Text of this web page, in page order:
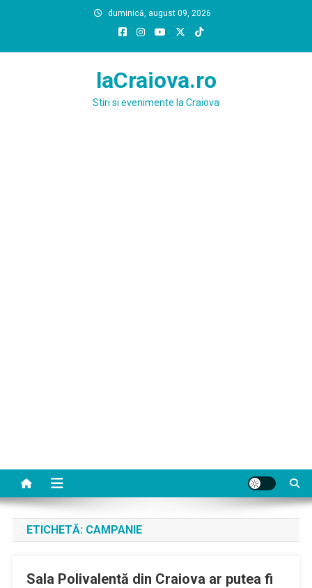
duminică, august 09, 2026
laCraiova.ro
Stiri si evenimente la Craiova
ETICHETĂ: CAMPANIE
Sala Polivalentă din Craiova ar putea fi